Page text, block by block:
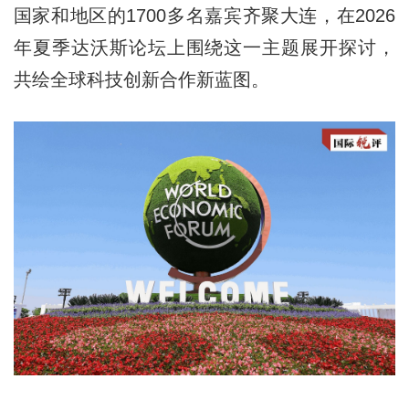
国家和地区的1700多名嘉宾齐聚大连，在2026
年夏季达沃斯论坛上围绕这一主题展开探讨，
共绘全球科技创新合作新蓝图。